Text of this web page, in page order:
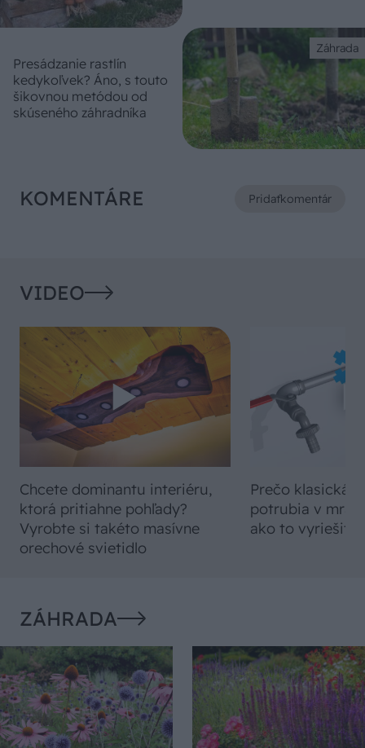
Záhrada
Presádzanie rastlín
kedykoľvek? Áno, s touto
šikovnou metódou od
skúseného záhradníka
KOMENTÁRE Pridaťkomentár
VIDEO
Chcete dominantu interiéru,
ktorá pritiahne pohľady?
Vyrobte si takéto masívne
orechové svietidlo
Prečo klasická
potrubia v
ako to vyriešiť
ZÁHRADA